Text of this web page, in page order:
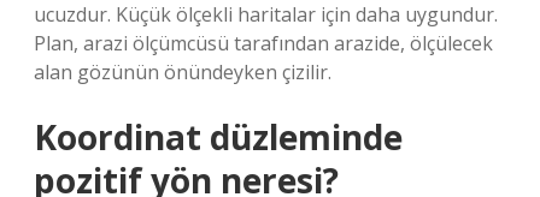
ucuzdur. Küçük ölçekli haritalar için daha uygundur.
Plan, arazi ölçümcüsü tarafından arazide, ölçülecek
alan gözünün önündeyken çizilir.
Koordinat düzleminde
pozitif yön neresi?